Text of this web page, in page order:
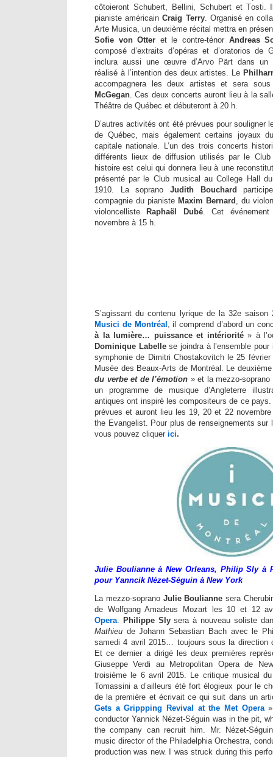
côtoieront Schubert, Bellini, Schubert et Tosti.
pianiste américainCraig Terry. Organisé en
Arte Musica, un deuxième récital mettra en
Sofie von Otter et le contre-ténor Andreas
composé d’extraits d’opéras et d’oratorios de
inclura aussi une œuvre d’Arvo Pärt dans un
réalisé à l’intention des deux artistes. Le
accompagnera les deux artistes et sera
McGegan . Ces deux concerts auront lieu à la
Théâtre de Québec et débuteront à 20 h.
D’autres activités ont été prévues pour souligner
de Québec, mais également certains joyaux
capitale nationale. L’un des trois concerts
différents lieux de diffusion utilisés par le
histoire est celui qui donnera lieu à une
présenté par le Club musical au College Hall
1910. La soprano Judith Bouchard
compagnie du pianiste Maxim Bernard
, du
violoncelliste
Raphaël Dubé. Cet
novembre à 15 h.
S’agissant du contenu lyrique de la 32e saison
Musici de Montréal
, il comprend d’abord un
à la lumière… puissance et intériorité» à
Dominique Labellese joindra à l’ensemble pour
symphonie de Dimitri Chostakovitch le 25
Musée des Beaux-Arts de Montréal. Le
du verbe et de l’émotion » et la mezzo-soprano
un programme de musique d’Angleterre
antiques ont inspiré les compositeurs de ce
prévues et auront lieu les 19, 20 et 22
the Evangelist. Pour plus de renseignements sur
vous pouvez cliquer ici.
Julie Boulianne à New Orleans, Philip Sly à
pour Yanncik Nézet-Séguin à New York
La mezzo-soprano Julie Boulianne sera
de Wolfgang Amadeus Mozart les 10 et 12
Opera
Philippe Slysera à nouveau soliste
Mathieu de Johann Sebastian Bach avec le
samedi 4 avril 2015… toujours sous la direction
Et ce dernier a dirigé les deux premières
Giuseppe Verdi au Metropolitan Opera de
troisième le 6 avril 2015. Le critique musical
Tomassini a d’ailleurs été fort élogieux pour le
de la première et écrivait ce qui suit dans un
Gets a Grippping Revival at the Met Opera»
conductor Yannick Nézet-Séguin was in the pit,
the company can recruit him. Mr. Nézet-
music director of the Philadelphia Orchestra,
production was new. I was struck during this